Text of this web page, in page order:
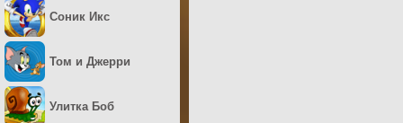
Соник Икс
Том и Джерри
Улитка Боб